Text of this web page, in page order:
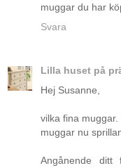
muggar du har
Svara
Lilla huset på
Hej Susanne,
vilka fina
muggar nu
Angånende ditt